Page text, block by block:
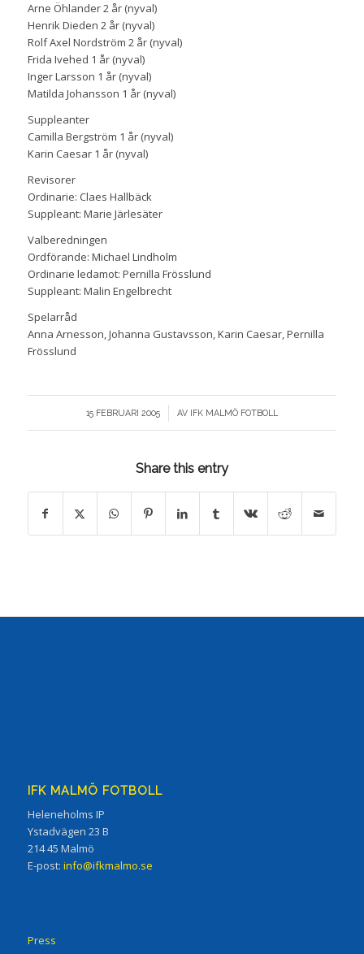
Arne Öhlander 2 år (nyval)
Henrik Dieden 2 år (nyval)
Rolf Axel Nordström 2 år (nyval)
Frida Ivehed 1 år (nyval)
Inger Larsson 1 år (nyval)
Matilda Johansson 1 år (nyval)
Suppleanter
Camilla Bergström 1 år (nyval)
Karin Caesar 1 år (nyval)
Revisorer
Ordinarie: Claes Hallbäck
Suppleant: Marie Järlesäter
Valberedningen
Ordförande: Michael Lindholm
Ordinarie ledamot: Pernilla Frösslund
Suppleant: Malin Engelbrecht
Spelarråd
Anna Arnesson, Johanna Gustavsson, Karin Caesar, Pernilla
Frösslund
15 FEBRUARI 2005
/ AV IFK MALMÖ FOTBOLL
Share this entry
IFK MALMÖ FOTBOLL
Heleneholms IP
Ystadvägen 23 B
214 45 Malmö
E-post: info@ifkmalmo.se
Press